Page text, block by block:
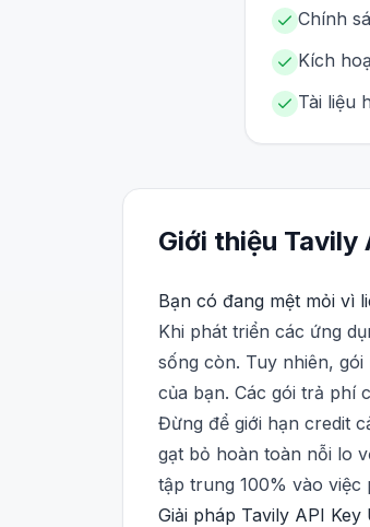
Chính
Kích
Tài liệu
Giới thiệu Tavily
Bạn có đang mệt mỏi vì
Khi phát triển các ứng
sống còn. Tuy nhiên,
của bạn. Các gói trả phí
Đừng để giới hạn credit
gạt bỏ hoàn toàn nỗi lo
tập trung 100% vào việc
Giải pháp Tavily API